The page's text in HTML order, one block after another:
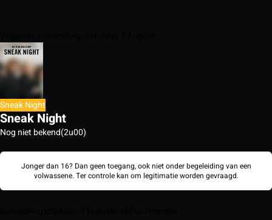
Sneak Night
Sneak Night
Nog niet bekend(2u00)
Jonger dan 16? Dan geen toegang, ook niet onder begeleiding van een
volwassene. Ter controle kan om legitimatie worden gevraagd.